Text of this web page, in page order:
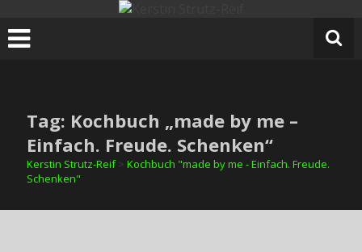
Inhalt
springen
Tag: Kochbuch „made by me –
Einfach. Freude. Schenken“
Kerstin Strutz-Reif>Kochbuch "made by me - Einfach. Freude.
Schenken"